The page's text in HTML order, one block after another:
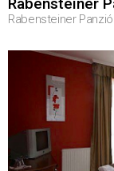
Rabensteiner
Rabensteiner